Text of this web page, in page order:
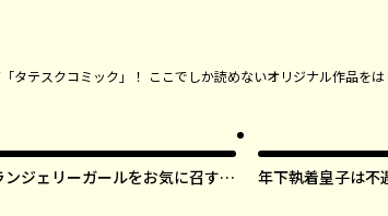
タテスクコミック」！ ここでしか読めないオリジナル作品を
ンジェリーガールをお気に召すま
年下執着皇子は不